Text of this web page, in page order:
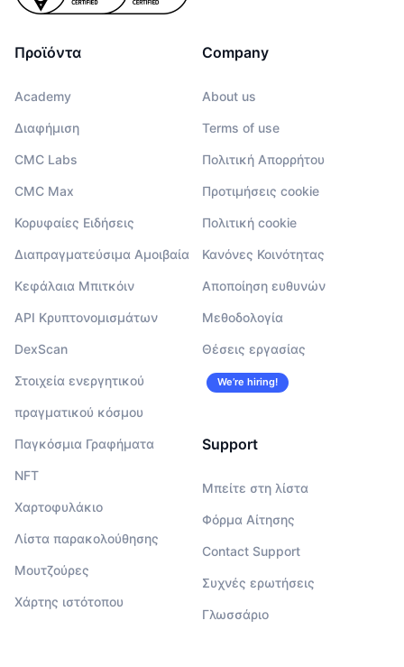
Προϊόντα
Academy
Διαφήμιση
CMC Labs
CMC Max
Κορυφαίες Ειδήσεις
Διαπραγματεύσιμα Αμοιβαία
Κεφάλαια Μπιτκόιν
API Κρυπτονομισμάτων
DexScan
Στοιχεία ενεργητικού
πραγματικού κόσμου
Παγκόσμια Γραφήματα
NFT
Χαρτοφυλάκιο
Λίστα παρακολούθησης
Μουτζούρες
Χάρτης ιστότοπου
Company
About us
Terms of use
Πολιτική Απορρήτου
Προτιμήσεις cookie
Πολιτική cookie
Κανόνες Κοινότητας
Αποποίηση ευθυνών
Μεθοδολογία
Θέσεις εργασίας
We’re hiring!
Support
Μπείτε στη λίστα
Φόρμα Αίτησης
Contact Support
Συχνές ερωτήσεις
Γλωσσάριο